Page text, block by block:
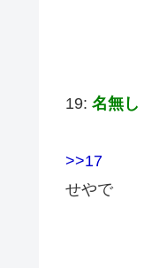
19: 名無し
>>17
せやで